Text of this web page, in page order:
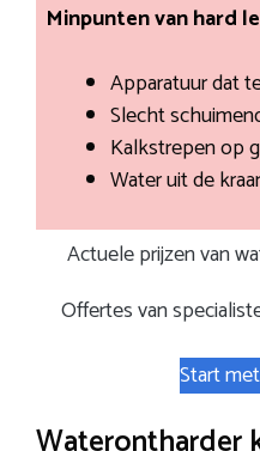
Minpunten van hard
Apparatuur dat
Slecht
Kalkstrepen op
Water uit de
Actuele prijzen van
Offertes van
Start